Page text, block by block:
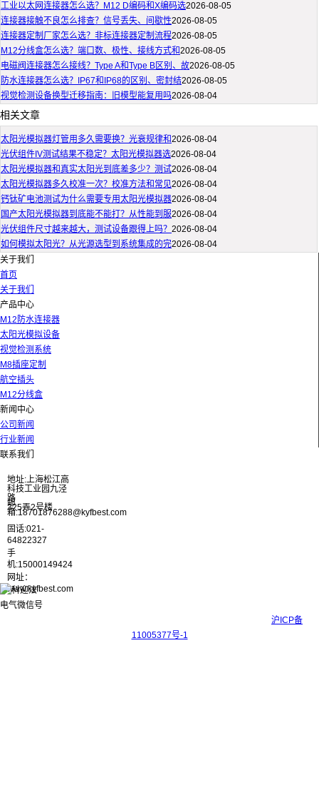
工业以太网连接器怎么选？M12 D编码和X编码选2026-08-05
连接器接触不良怎么排查？信号丢失、间歇性2026-08-05
连接器定制厂家怎么选？非标连接器定制流程2026-08-05
M12分线盒怎么选？端口数、极性、接线方式和2026-08-05
电磁阀连接器怎么接线？Type A和Type B区别、故2026-08-05
防水连接器怎么选？IP67和IP68的区别、密封结2026-08-05
视觉检测设备换型迁移指南：旧模型能复用吗2026-08-04
相关文章
太阳光模拟器灯管用多久需要换？光衰规律和2026-08-04
光伏组件IV测试结果不稳定？太阳光模拟器选2026-08-04
太阳光模拟器和真实太阳光到底差多少？测试2026-08-04
太阳光模拟器多久校准一次？校准方法和常见2026-08-04
钙钛矿电池测试为什么需要专用太阳光模拟器2026-08-04
国产太阳光模拟器到底能不能打？从性能到服2026-08-04
光伏组件尺寸越来越大，测试设备跟得上吗？ 2026-08-04
如何模拟太阳光？从光源选型到系统集成的完2026-08-04
关于我们
首页
关于我们
产品中心
M12防水连接器
太阳光模拟设备
视觉检测系统
M8插座定制
航空插头
M12分线盒
新闻中心
公司新闻
行业新闻
联系我们
地址:上海松江高
科技工业园九泾
路
325弄2号楼
邮
箱:18701876288@kyfbest.com
固话:021-
64822327
手
机:15000149424
网址：
www.kyfbest.com
沪ICP备
11005377号-1